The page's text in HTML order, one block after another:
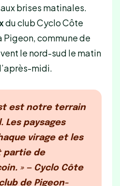
brises matinales.
du club Cyclo Côte
Pigeon, commune de
le nord-sud le matin
midi.
est notre terrain
Les paysages
virage et les
partie de
» — Cyclo Côte
de Pigeon-